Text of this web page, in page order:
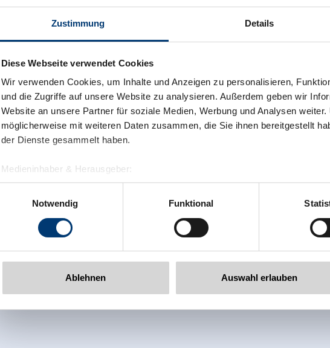
Zustimmung Details
Diese Webseite verwendet Cookies
Wir verwenden Cookies, um Inhalte und Anzeigen zu personalisieren,
und die Zugriffe auf unsere Website zu analysieren. Außerdem geben wir
Website an unsere Partner für soziale Medien, Werbung und Analysen
möglicherweise mit weiteren Daten zusammen, die Sie ihnen bereitgestellt
der Dienste gesammelt haben.
Medieninhaber & Herausgeber:
Zeller Bergbahnen Zillertal GmbH & Co KG
Rohr 23// A-6280 Zell am Ziller
www.zillertalarena.com
Notwendig
Funktional
Ablehnen Auswahl erlauben
back to overview